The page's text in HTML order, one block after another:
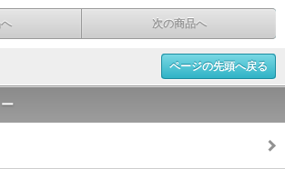
次の商品へ
ページの先頭へ戻る